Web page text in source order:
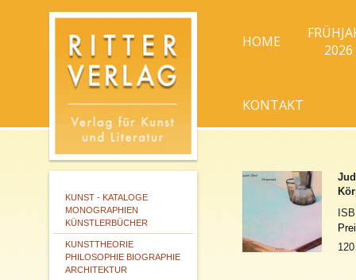
HOME
2026
KONTAKT
KUNST - KATALOGE
MONOGRAPHIEN
KÜNSTLERBÜCHER
KUNSTTHEORIE
PHILOSOPHIE BIOGRAPHIE
ARCHITEKTUR